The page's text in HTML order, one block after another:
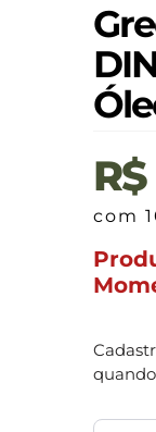
R$
com